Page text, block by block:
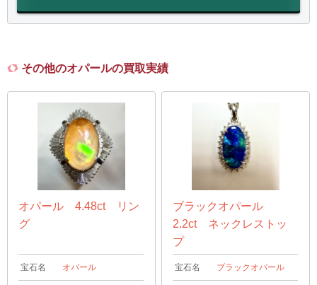
その他のオパールの買取実績
オパール 4.48ct リン
グ
宝石名 オパール
ブラックオパール
2.2ct ネックレストッ
プ
宝石名 ブラックオパール